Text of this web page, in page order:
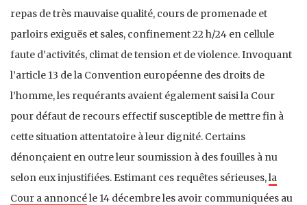
repas de très mauvaise qualité, cours de promenade et
parloirs exiguës et sales, confinement 22 h/24 en cellule
faute d’activités, climat de tension et de violence. Invoquant
l’article 13 de la Convention européenne des droits de
l’homme, les requérants avaient également saisi la Cour
pour défaut de recours effectif susceptible de mettre fin à
cette situation attentatoire à leur dignité. Certains
dénonçaient en outre leur soumission à des fouilles à nu
selon eux injustifiées. Estimant ces requêtes sérieuses,la
Cour a annoncéle 14 décembre les avoir communiquées au